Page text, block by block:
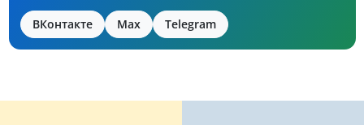
ВКонтакте Max Telegram